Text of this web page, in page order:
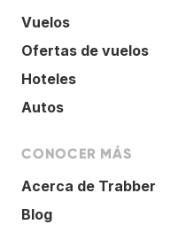
Vuelos
Ofertas de vuelos
Hoteles
Autos
CONOCER MÁS
Acerca de Trabber
Blog